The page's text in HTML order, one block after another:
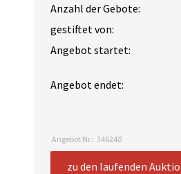
Anzahl der Gebote:
gestiftet von:
Angebot startet:
Angebot endet:
Angebot Nr.: 346240
zu den laufenden